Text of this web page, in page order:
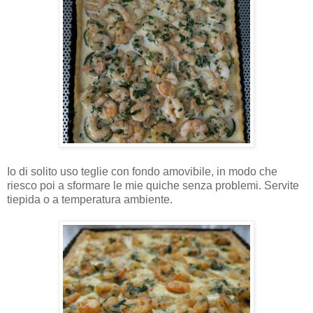
Io di solito uso teglie con fondo amovibile, in modo che
riesco poi a sformare le mie quiche senza problemi. Servite
tiepida o a temperatura ambiente.